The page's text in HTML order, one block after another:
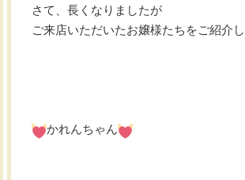
さて、長くなりましたが
ご来店いただいたお嬢様たちをご紹介し
かれんちゃん